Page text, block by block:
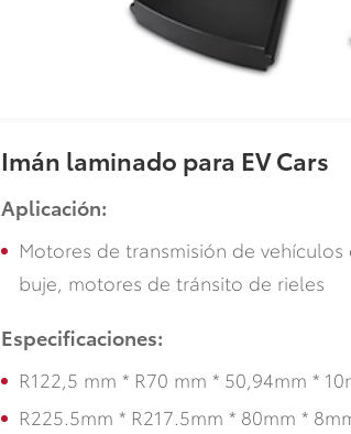
Imán laminado para EV Cars
Aplicación:
Motores de transmisión de
buje, motores de tránsito de rieles
Especificaciones:
R122,5 mm * R70 mm * 50,94mm *
R225.5mm * R217.5mm * 80mm *